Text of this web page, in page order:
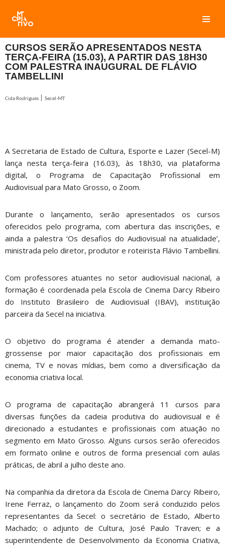
Pular
para
o
conteúdo
CURSOS SERÃO APRESENTADOS NESTA
TERÇA-FEIRA (15.03), A PARTIR DAS 18H30
COM PALESTRA INAUGURAL DE FLÁVIO
TAMBELLINI
Cida Rodrigues Secel-MT
A Secretaria de Estado de Cultura, Esporte e Lazer (Secel-M)
lança nesta terça-feira (16.03), às 18h30, via plataforma
digital, o Programa de Capacitação Profissional em
Audiovisual para Mato Grosso, o Zoom.
Durante o lançamento, serão apresentados os cursos
oferecidos pelo programa, com abertura das inscrições, e
ainda a palestra ‘Os desafios do Audiovisual na atualidade’,
ministrada pelo diretor, produtor e roteirista Flávio Tambellini.
Com professores atuantes no setor audiovisual nacional, a
formação é coordenada pela Escola de Cinema Darcy Ribeiro
do Instituto Brasileiro de Audiovisual (IBAV), instituição
parceira da Secel na iniciativa.
O objetivo do programa é atender a demanda mato-
grossense por maior capacitação dos profissionais em
cinema, TV e novas mídias, bem como a diversificação da
economia criativa local.
O programa de capacitação abrangerá 11 cursos para
diversas funções da cadeia produtiva do audiovisual e é
direcionado a estudantes e profissionais com atuação no
segmento em Mato Grosso. Alguns cursos serão oferecidos
em formato online e outros de forma presencial com aulas
práticas, de abril a julho deste ano.
Na companhia da diretora da Escola de Cinema Darcy Ribeiro,
Irene Ferraz, o lançamento do Zoom será conduzido pelos
representantes da Secel: o secretário de Estado, Alberto
Machado; o adjunto de Cultura, José Paulo Traven; e a
superintendente de Desenvolvimento da Economia Criativa,